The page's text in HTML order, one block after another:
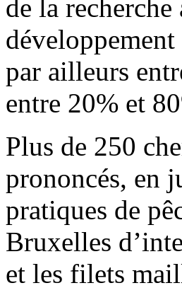
de la
par ailleurs
entre 20% et
Plus de 250
prononcés, en
pratiques de
Bruxelles
et les filets